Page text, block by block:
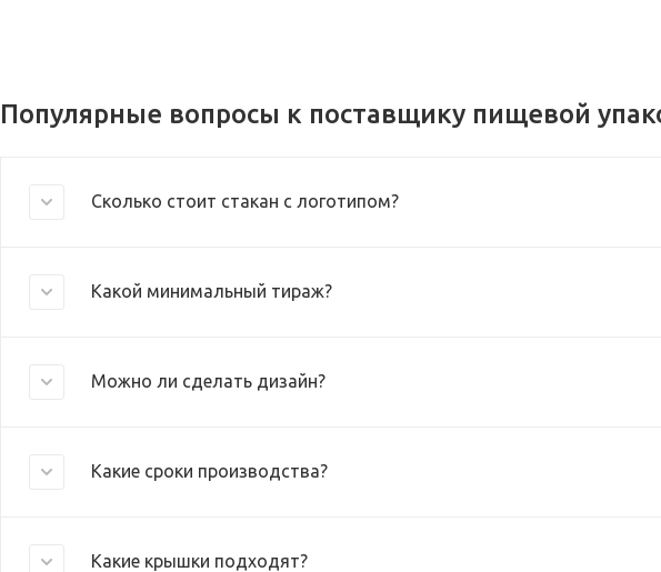
Популярные вопросы к поставщику пищевой
Сколько стоит стакан с логотипом?
Какой минимальный тираж?
Можно ли сделать дизайн?
Какие сроки производства?
Какие крышки подходят?